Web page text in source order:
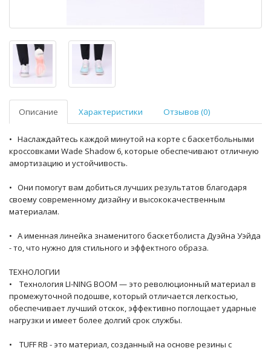
Описание Характеристики Отзывов (0)
• Наслаждайтесь каждой минутой на корте с баскетбольными
кроссовками Wade Shadow 6, которые обеспечивают отличную
амортизацию и устойчивость.
• Они помогут вам добиться лучших результатов благодаря
своему современному дизайну и высококачественным
материалам.
• А именная линейка знаменитого баскетболиста Дуэйна Уэйда
- то, что нужно для стильного и эффектного образа.
ТЕХНОЛОГИИ
• Технология LI-NING BOOM — это революционный материал в
промежуточной подошве, который отличается легкостью,
обеспечивает лучший отскок, эффективно поглощает ударные
нагрузки и имеет более долгий срок службы.
• TUFF RB - это материал, созданный на основе резины с